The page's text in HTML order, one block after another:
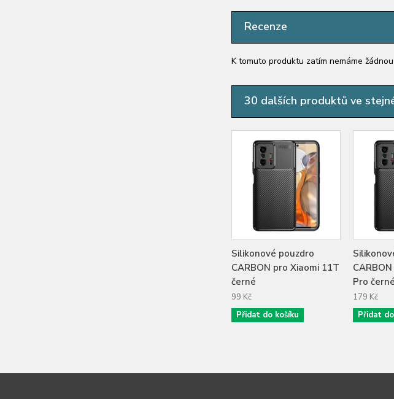
Recenze
K tomuto produktu zatím nemáme
30 dalších produktů ve
Silikonové pouzdro
CARBON pro Xiaomi 11T
černé
99 Kč
Přidat do košíku
Pro černé
179 Kč
Přidat